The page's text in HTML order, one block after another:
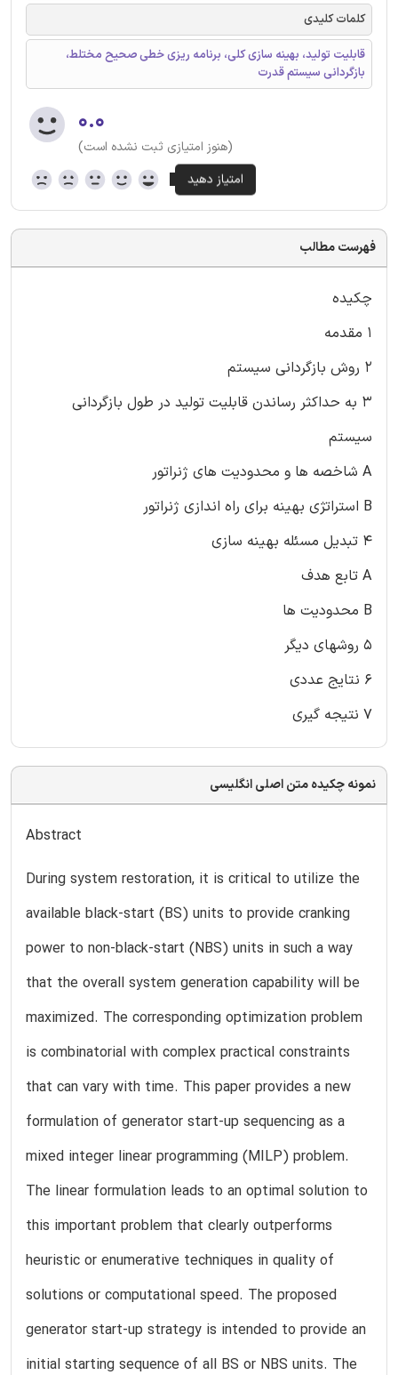
کلمات کلیدی
قابلیت تولید، بهینه سازی کلی، برنامه ریزی خطی صحیح مختلط،
بازگردانی سیستم قدرت
۰.۰
(هنوز امتیازی ثبت نشده است)
فهرست مطالب
چکیده
۱ مقدمه
۲ روش بازگردانی سیستم
۳ به حداکثر رساندن قابلیت تولید در طول بازگردانی
سیستم
A شاخصه ها و محدودیت های ژنراتور
B استراتژی بهینه برای راه اندازی ژنراتور
۴ تبدیل مسئله بهینه سازی
A تابع هدف
B محدودیت ها
۵ روشهای دیگر
۶ نتایج عددی
۷ نتیجه گیری
نمونه چکیده متن اصلی انگلیسی
Abstract
During system restoration, it is critical to utilize the
available black-start (BS) units to provide cranking
power to non-black-start (NBS) units in such a way
that the overall system generation capability will be
maximized. The corresponding optimization problem
is combinatorial with complex practical constraints
that can vary with time. This paper provides a new
formulation of generator start-up sequencing as a
mixed integer linear programming (MILP) problem.
The linear formulation leads to an optimal solution to
this important problem that clearly outperforms
heuristic or enumerative techniques in quality of
solutions or computational speed. The proposed
generator start-up strategy is intended to provide an
initial starting sequence of all BS or NBS units. The